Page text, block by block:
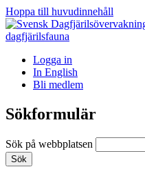
Hoppa till huvudinnehåll
Logga in
In English
Bli medlem
Sökformulär
Sök på webbplatsen